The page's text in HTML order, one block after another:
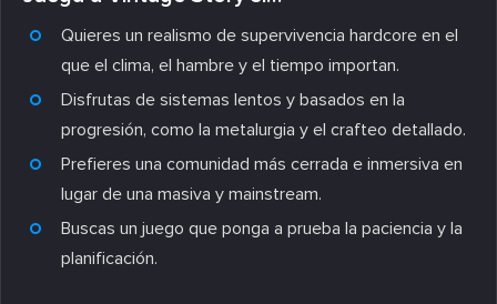
Quieres un realismo de supervivencia hardcore en el
que el clima, el hambre y el tiempo importan.
Disfrutas de sistemas lentos y basados en la
progresión, como la metalurgia y el crafteo detallado.
Prefieres una comunidad más cerrada e inmersiva en
lugar de una masiva y mainstream.
Buscas un juego que ponga a prueba la paciencia y la
planificación.